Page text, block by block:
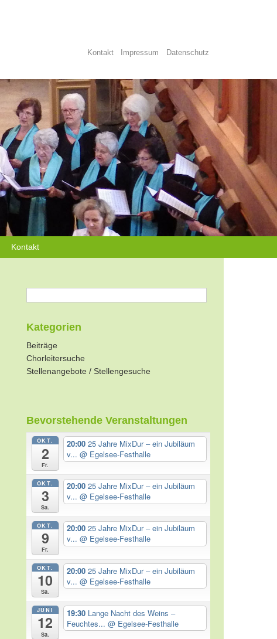
Kontakt Impressum Datenschutz
Kontakt
Kategorien
Beiträge
Chorleitersuche
Stellenangebote / Stellengesuche
Bevorstehende Veranstaltungen
OKT.
2
Fr.
20:00 25 Jahre MixDur – ein Jubiläum
v... @ Egelsee-Festhalle
OKT.
3
Sa.
20:00 25 Jahre MixDur – ein Jubiläum
v... @ Egelsee-Festhalle
OKT.
9
Fr.
20:00 25 Jahre MixDur – ein Jubiläum
v... @ Egelsee-Festhalle
OKT.
10
Sa.
20:00 25 Jahre MixDur – ein Jubiläum
v... @ Egelsee-Festhalle
JUNI
12
Sa.
19:30 Lange Nacht des Weins –
Feuchtes... @ Egelsee-Festhalle